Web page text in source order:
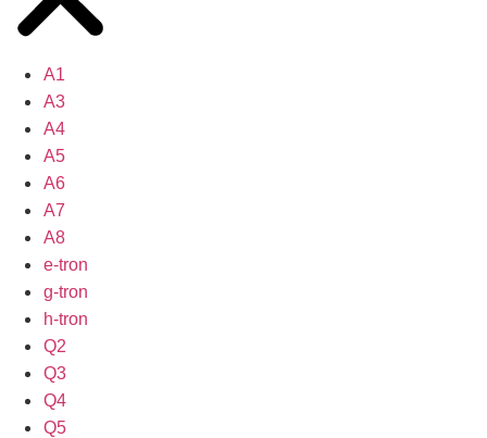
A1
A3
A4
A5
A6
A7
A8
e-tron
g-tron
h-tron
Q2
Q3
Q4
Q5